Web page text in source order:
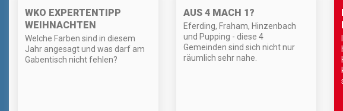
WKO EXPERTENTIPP
WEIHNACHTEN
Welche Farben sind in diesem
Jahr angesagt und was darf am
Gabentisch nicht fehlen?
AUS 4 MACH 1?
Eferding, Fraham, Hinzenbach
und Pupping - diese 4
Gemeinden sind sich nicht nur
räumlich sehr nahe.